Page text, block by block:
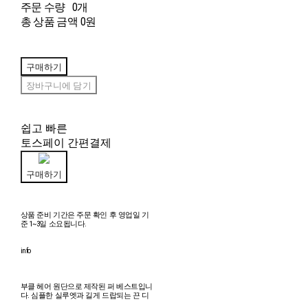
주문 수량 0개
총 상품 금액 0원
구매하기
장바구니에 담기
쉽고 빠른
토스페이 간편결제
구매하기
상품 준비 기간은 주문 확인 후 영업일 기
준 1~3일 소요됩니다.
info
부클 헤어 원단으로 제작된 퍼 베스트입니
다. 심플한 실루엣과 길게 드랍되는 끈 디